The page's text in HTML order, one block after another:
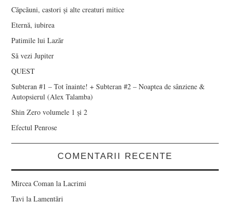
Căpcăuni, castori și alte creaturi mitice
Eternă, iubirea
Patimile lui Lazăr
Să vezi Jupiter
QUEST
Subteran #1 – Tot înainte! + Subteran #2 – Noaptea de sânziene &
Autopsierul (Alex Talamba)
Shin Zero volumele 1 și 2
Efectul Penrose
COMENTARII RECENTE
Mircea Coman laLacrimi
Tavi laLamentări